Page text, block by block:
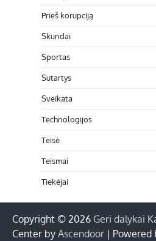
Prieš korupciją
Skundai
Sportas
Sutartys
Sveikata
Technologijos
Teisė
Teismai
Tiekėjai
Copyright © 2026 Geri dalykai
Center by Ascendoor | Powered